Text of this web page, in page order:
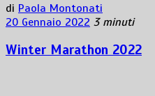
di Paola Montonati
20 Gennaio 2022 3 minuti
Winter Marathon 2022